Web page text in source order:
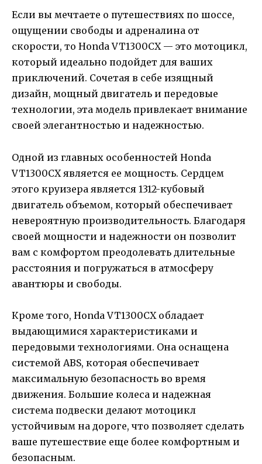
Если вы мечтаете о путешествиях по шоссе,
ощущении свободы и адреналина от
скорости, то Honda VT1300CX — это мотоцикл,
который идеально подойдет для ваших
приключений. Сочетая в себе изящный
дизайн, мощный двигатель и передовые
технологии, эта модель привлекает внимание
своей элегантностью и надежностью.
Одной из главных особенностей Honda
VT1300CX является ее мощность. Сердцем
этого круизера является 1312-кубовый
двигатель объемом, который обеспечивает
невероятную производительность. Благодаря
своей мощности и надежности он позволит
вам с комфортом преодолевать длительные
расстояния и погружаться в атмосферу
авантюры и свободы.
Кроме того, Honda VT1300CX обладает
выдающимися характеристиками и
передовыми технологиями. Она оснащена
системой ABS, которая обеспечивает
максимальную безопасность во время
движения. Большие колеса и надежная
система подвески делают мотоцикл
устойчивым на дороге, что позволяет сделать
ваше путешествие еще более комфортным и
безопасным.